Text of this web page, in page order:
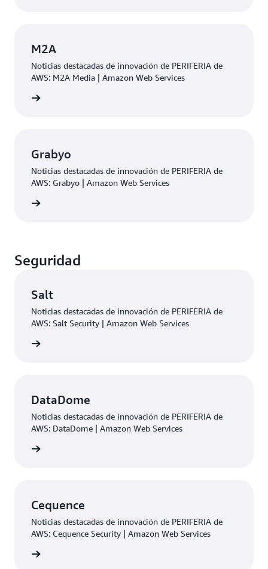
M2A
Noticias destacadas de innovación de PERIFERIA de
AWS: M2A Media | Amazon Web Services
Grabyo
Noticias destacadas de innovación de PERIFERIA de
AWS: Grabyo | Amazon Web Services
Seguridad
Salt
Noticias destacadas de innovación de PERIFERIA de
AWS: Salt Security | Amazon Web Services
DataDome
Noticias destacadas de innovación de PERIFERIA de
AWS: DataDome | Amazon Web Services
Cequence
Noticias destacadas de innovación de PERIFERIA de
AWS: Cequence Security | Amazon Web Services